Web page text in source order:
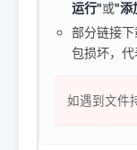
运行"或"添
部分链接
包损坏，代
如遇到文件